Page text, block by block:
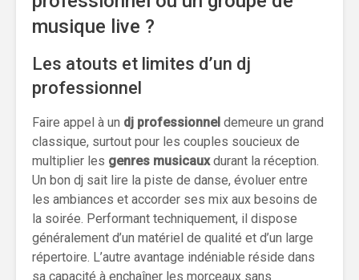
musique live ?
Les atouts et limites d’un dj
professionnel
Faire appel à un dj professionnel demeure un grand
classique, surtout pour les couples soucieux de
multiplier les genres musicauxdurant la réception.
Un bon dj sait lire la piste de danse, évoluer entre
les ambiances et accorder ses mix aux besoins de
la soirée. Performant techniquement, il dispose
généralement d’un matériel de qualité et d’un large
répertoire. L’autre avantage indéniable réside dans
sa capacité à enchaîner les morceaux sans